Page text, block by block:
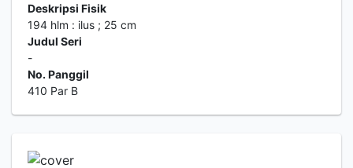
Deskripsi Fisik
194 hlm : ilus ; 25 cm
Judul Seri
-
No. Panggil
410 Par B